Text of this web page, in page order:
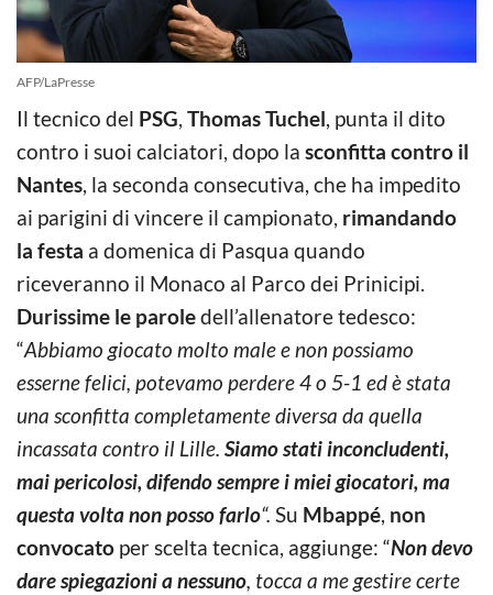
AFP/LaPresse
Il tecnico del PSG, Thomas Tuchel, punta il dito
contro i suoi calciatori, dopo la sconfitta contro il
Nantes, la seconda consecutiva, che ha impedito
ai parigini di vincere il campionato, rimandando
la festa a domenica di Pasqua quando
riceveranno il Monaco al Parco dei Prinicipi.
Durissime le paroledell’allenatore tedesco:
“Abbiamo giocato molto male e non possiamo
esserne felici, potevamo perdere 4 o 5-1 ed è stata
una sconfitta completamente diversa da quella
incassata contro il Lille. Siamo stati inconcludenti,
mai pericolosi, difendo sempre i miei giocatori, ma
questa volta non posso farlo“. Su Mbappé, non
convocato per scelta tecnica, aggiunge: “Non devo
dare spiegazioni a nessuno, tocca a me gestire certe